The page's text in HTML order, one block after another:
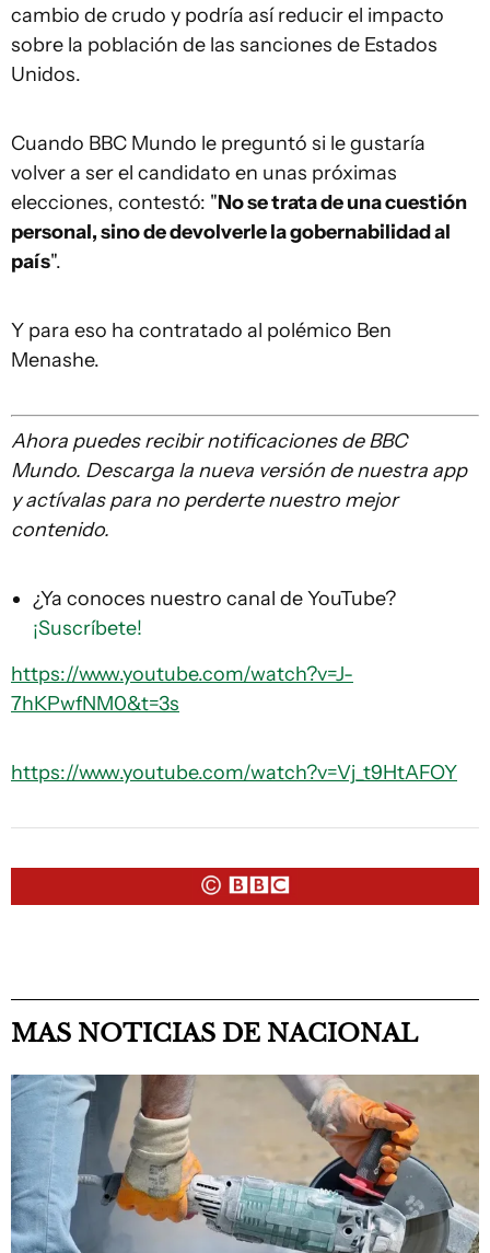
cambio de crudo y podría así reducir el impacto
sobre la población de las sanciones de Estados
Unidos.
Cuando BBC Mundo le preguntó si le gustaría
volver a ser el candidato en unas próximas
elecciones, contestó: "No se trata de una cuestión
personal, sino de devolverle la gobernabilidad al
país".
Y para eso ha contratado al polémico Ben
Menashe.
Ahora puedes recibir notificaciones de BBC
Mundo. Descarga la nueva versión de nuestra app
y actívalas para no perderte nuestro mejor
contenido.
¿Ya conoces nuestro canal de YouTube?
¡Suscríbete!
https://www.youtube.com/watch?v=J-
7hKPwfNM0&t=3s
https://www.youtube.com/watch?v=Vj_t9HtAFOY
MAS NOTICIAS DE NACIONAL